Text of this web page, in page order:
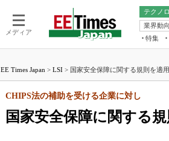
メディア
テクノ
電池／エネルギー
アナロ
マイ
業界動向
特集
福田昭のデ
大山聡の業
電
EE Times Japan > LSI > 国家安全保障に関する規則を適
国家安全保障に関する
CHIPS法の補助を受ける企業に対し